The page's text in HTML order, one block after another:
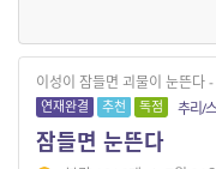
이성이 잠들면 괴물이 눈뜬
연재완결 추천 독점 추리/
잠들면 눈뜬다